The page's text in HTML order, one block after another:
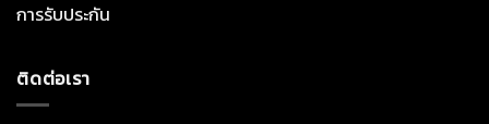
การรับประกัน
ติดต่อเรา